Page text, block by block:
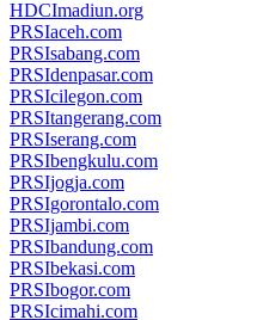
HDCImadiun.org
PRSIaceh.com
PRSIsabang.com
PRSIdenpasar.com
PRSIcilegon.com
PRSItangerang.com
PRSIserang.com
PRSIbengkulu.com
PRSIjogja.com
PRSIgorontalo.com
PRSIjambi.com
PRSIbandung.com
PRSIbekasi.com
PRSIbogor.com
PRSIcimahi.com